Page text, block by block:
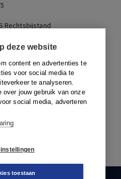
deze website
content en advertenties te
voor social media te
te analyseren.
over jouw gebruik van onze
social media, adverteren
toestaan
Rechtsbijstand
werkgever, billijke